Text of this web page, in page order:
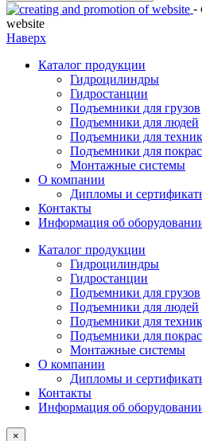
-
website
Наверх
Каталог продукции
Гидроцилиндры
Гидростанции
Подъемники для грузов
Подъемники для людей
Подъемники для
Подъемники для
Монтажные системы
О компании
Дипломы и
Контакты
Информация об
Каталог продукции
Гидроцилиндры
Гидростанции
Подъемники для грузов
Подъемники для людей
Подъемники для
Подъемники для
Монтажные системы
О компании
Дипломы и
Контакты
Информация об
×